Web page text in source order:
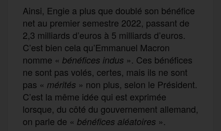
Ainsi, Engie a plus que doublé son bénéfice
net au premier semestre 2022, passant de
2,3 milliards d’euros à 5 milliards d’euros.
C’est bien cela qu’Emmanuel Macron
nomme « bénéfices indus ». Ces bénéfices
ne sont pas volés, certes, mais ils ne sont
pas « mérités » non plus, selon le Président.
C’est la même idée qui est exprimée
lorsque, du côté du gouvernement allemand,
on parle de « bénéfices aléatoires ».